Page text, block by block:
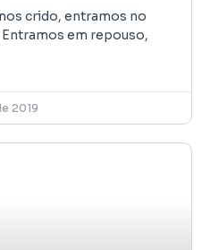
crido, entramos no
em repouso,
2019